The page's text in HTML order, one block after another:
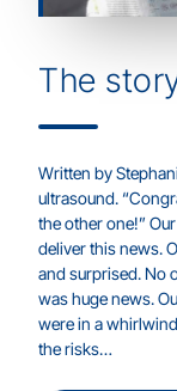
The
Written by
ultrasound.
the other one!”
deliver this news.
and surprised. No
was huge news.
were in a
the risks…